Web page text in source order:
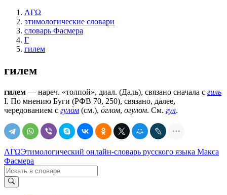
ΛΓΩ
этимологические словари
словарь Фасмера
Г
гилем
гилем
гилем — нареч. «толпой», диал. (Даль), связано сначала с гиль
I. По мнению Буги (РФВ 70, 250), связано, далее,
чередованием с гуло́м (см.), о́глом, огулом. См. гул.
ΛΓΩЭтимологический онлайн-словарь русского языка Макса
Фасмера